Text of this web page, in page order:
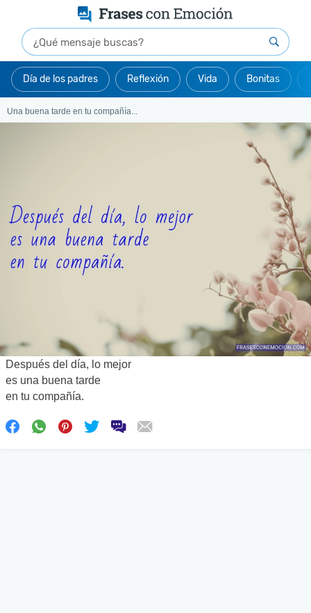
Día de los padres Reflexión Vida Bonitas
Una buena tarde en tu compañía...
Después del día, lo mejor
es una buena tarde
en tu compañía.